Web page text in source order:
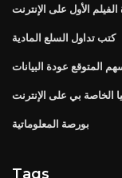
الأول على الإنترنت
كتب تداول السلع المادية
المتوقع عودة البيانات
الخاصة بي على الإنترنت
بورصة المعلوماتية
Tags